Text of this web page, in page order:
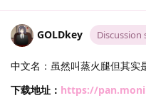
GOLDkey Discussion
中文名：虽然叫蒸火腿但其
下载地址： https://